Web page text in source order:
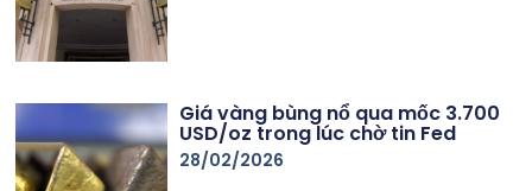
Giá vàng bùng nổ qua mốc 3.700
USD/oz trong lúc chờ tin Fed
28/02/2026